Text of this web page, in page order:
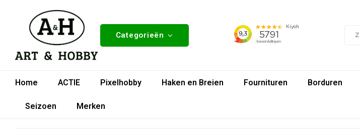
Categorieën
Home ACTIE Pixelhobby Haken en Breien Fournituren Borduren
Seizoen
Merken